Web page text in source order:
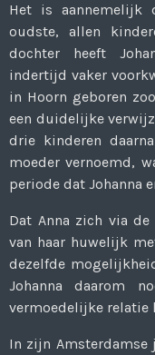
Het is aannemelijk
oudste, allen
dochter heeft
indertijd vaker
in Hoorn geboren
een duidelijke
drie kinderen
moeder vernoemd,
periode dat Johanna
Dat Anna zich via de
van haar huwelijk
dezelfde
Johanna daarom
vermoedelijke relatie
In zijn Amsterdamse